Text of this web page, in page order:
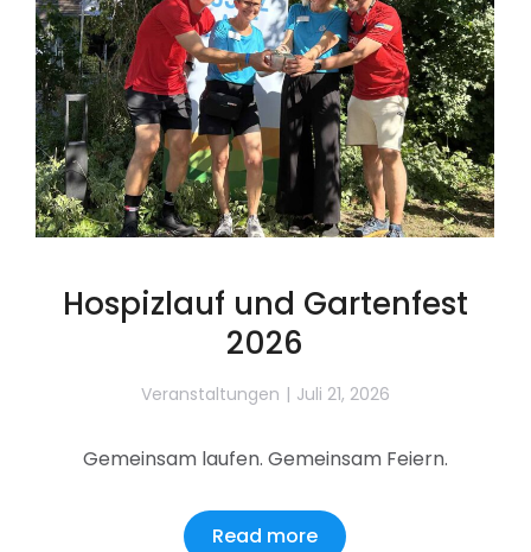
Hospizlauf und Gartenfest
2026
Veranstaltungen Juli 21, 2026
Gemeinsam laufen. Gemeinsam Feiern.
Read more